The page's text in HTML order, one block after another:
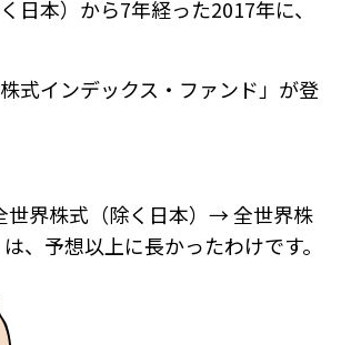
日本）から7年経った2017年に、
株式インデックス・ファンド」が登
界株式（除く日本）→ 全世界株
、予想以上に長かったわけです。